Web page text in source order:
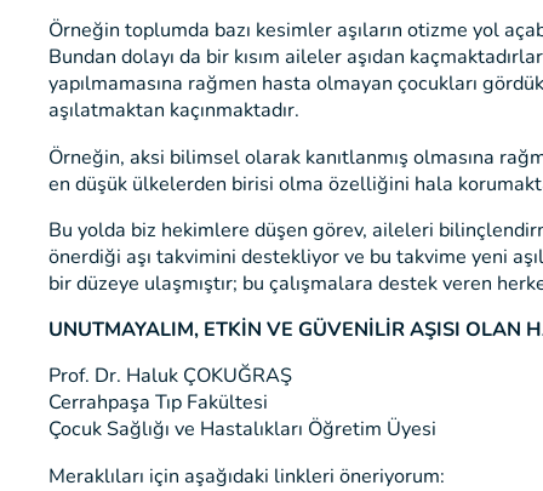
Örneğin toplumda bazı kesimler aşıların otizme yol
Bundan dolayı da bir kısım aileler aşıdan
yapılmamasına rağmen hasta olmayan çocukları
aşılatmaktan kaçınmaktadır.
Örneğin, aksi bilimsel olarak kanıtlanmış olmasına
en düşük ülkelerden birisi olma özelliğini hala
Bu yolda biz hekimlere düşen görev, aileleri
önerdiği aşı takvimini destekliyor ve bu takvime yeni
bir düzeye ulaşmıştır; bu çalışmalara destek veren
UNUTMAYALIM, ETKİN VE GÜVENİLİR AŞISI OLAN
Prof. Dr. Haluk ÇOKUĞRAŞ
Cerrahpaşa Tıp Fakültesi
Çocuk Sağlığı ve Hastalıkları Öğretim Üyesi
Meraklıları için aşağıdaki linkleri öneriyorum: